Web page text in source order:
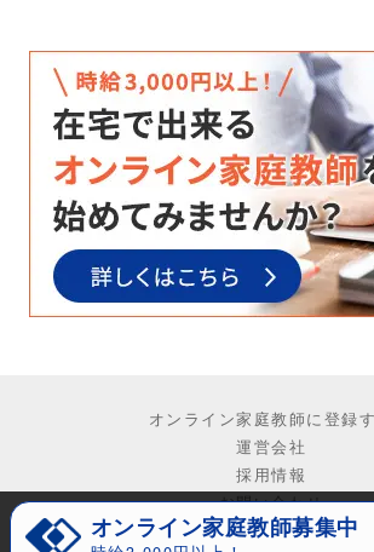
オンライン家庭教師募集中
オンライン家庭教師に登録
運営会社
採用情報
お問い合わせ
©2026NoSchool